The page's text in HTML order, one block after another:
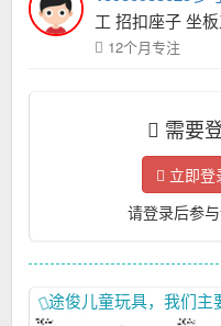
工 招扣座子 坐
12个月专注
需要
立即登
请登录后参
途俊儿童玩具，我们主要生产新款电动玩